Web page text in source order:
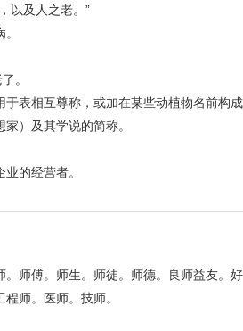
以及人之老。”
。
于表相互尊称，或加在某些动植物名前构
家）及其学说的简称。
的经营者。
。师傅。师生。师徒。师德。良师益友。
程师。医师。技师。